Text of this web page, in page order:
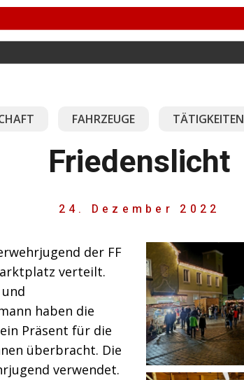
FAHRZEUGE TÄTIGKEITEN
Friedenslicht
24. Dezember 2022
der FF
verteilt.
haben die
Präsent für die
überbracht. Die
verwendet.